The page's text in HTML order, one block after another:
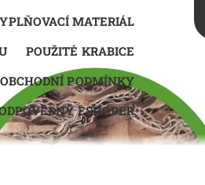
MATERIÁL
POUŽITÉ KRABICE
OBCHODNÍ PODMÍNKY
ESHOPER